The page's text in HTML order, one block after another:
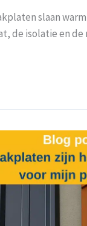
slaan
de isolatie en